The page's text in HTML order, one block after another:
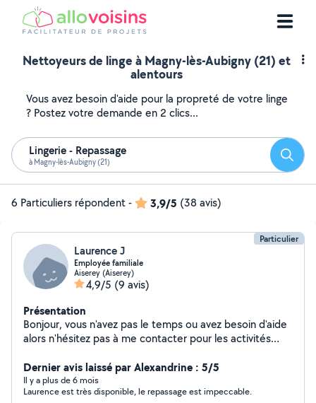
Nettoyeurs de linge à Magny-lès-Aubigny (21) et
alentours
Vous avez besoin d'aide pour la propreté de votre linge
? Postez votre demande en 2 clics...
Lingerie - Repassage
à Magny-lès-Aubigny (21)
6 Particuliers répondent- 3,9/5 (38 avis)
Particulier
Laurence J
Employée familiale
Aiserey (Aiserey)
4,9/5 (9 avis)
Présentation
Bonjour, vous n'avez pas le temps ou avez besoin d'aide
alors n'hésitez pas à me contacter pour les activités
d'enfant, repassage, couture, organisation de votre
intérieur, visite de vos animaux pendant votre absence).
Je tiens à préciser que je ne fais pas d'entretien.
Dernier avis laissé par Alexandrine : 5/5
Il y a plus de 6 mois
Laurence est très disponible, le repassage est impeccable.